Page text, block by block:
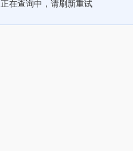
正在查询中，请刷新重试